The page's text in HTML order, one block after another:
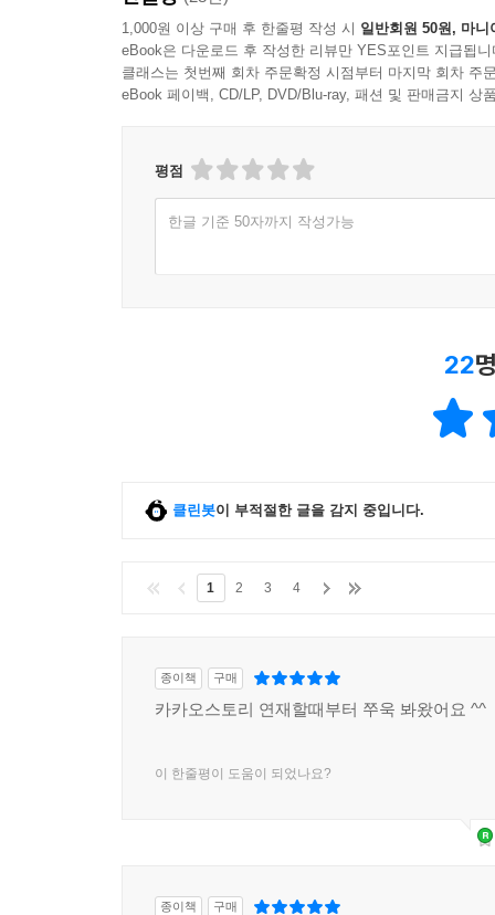
배변 훈련 228
둘만의 데이트 231
첫 동물원 232
이 닦기 236
숨바꼭질 238
문화센터에서 240
세상을 향해 뛰놀아라 244
절묘한 타이밍2 262
친구를 사귀다 268
아이가 있는 집이란 272
육아의 중심에서 사랑을 외치다 285
1,000원 이상 구매 후 한줄평 작성 시 일반회원 50원, 마니
eBook은 다운로드 후 작성한 리뷰만 YES포인트 지급됩니
클래스는 첫번째 회차 주문확정 시점부터 마지막 회차 주
eBook 페이백, CD/LP, DVD/Blu-ray, 패션 및 판매금지 상
평점
한글 기준 50자까지 작성가능
22
클린봇이 부적절한 글을 감지 중입니다.
1 2 3 4
종이책 구매
카카오스토리 연재할때부터 쭈욱 봐왔어요 ^^
이 한줄평이 도움이 되었나요?
종이책 구매